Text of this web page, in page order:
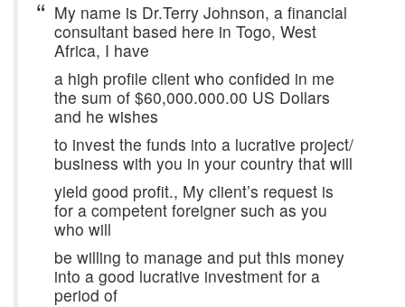
My name is Dr.Terry Johnson, a financial
consultant based here in Togo, West
Africa, I have
a high profile client who confided in me
the sum of $60,000.000.00 US Dollars
and he wishes
to invest the funds into a lucrative project/
business with you in your country that will
yield good profit., My client’s request is
for a competent foreigner such as you
who will
be willing to manage and put this money
into a good lucrative investment for a
period of